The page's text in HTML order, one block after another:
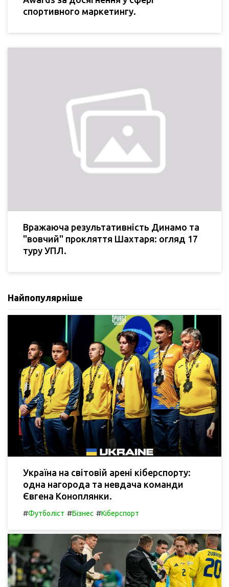
спортивного маркетингу.
Вражаюча результативність Динамо та
"вовчий" прокляття Шахтаря: огляд 17
туру УПЛ.
Найпопулярніше
Україна на світовій арені кіберспорту:
одна нагорода та невдача команди
Євгена Коноплянки.
#Футболіст #Бізнес #Кіберспорт